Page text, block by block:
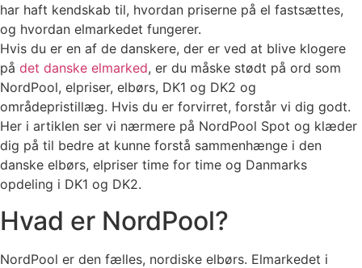
har haft kendskab til, hvordan priserne på el fastsættes,
og hvordan elmarkedet fungerer.
Hvis du er en af de danskere, der er ved at blive klogere
på det danske elmarked, er du måske stødt på ord som
NordPool, elpriser, elbørs, DK1 og DK2 og
områdepristillæg. Hvis du er forvirret, forstår vi dig godt.
Her i artiklen ser vi nærmere på NordPool Spot og klæder
dig på til bedre at kunne forstå sammenhænge i den
danske elbørs, elpriser time for time og Danmarks
opdeling i DK1 og DK2.
Hvad er NordPool?
NordPool er den fælles, nordiske elbørs. Elmarkedet i